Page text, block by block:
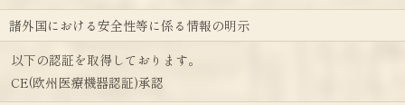
諸外国における安全性等に係る情報の明示
以下の認証を取得しております。
CE(欧州医療機器認証)承認